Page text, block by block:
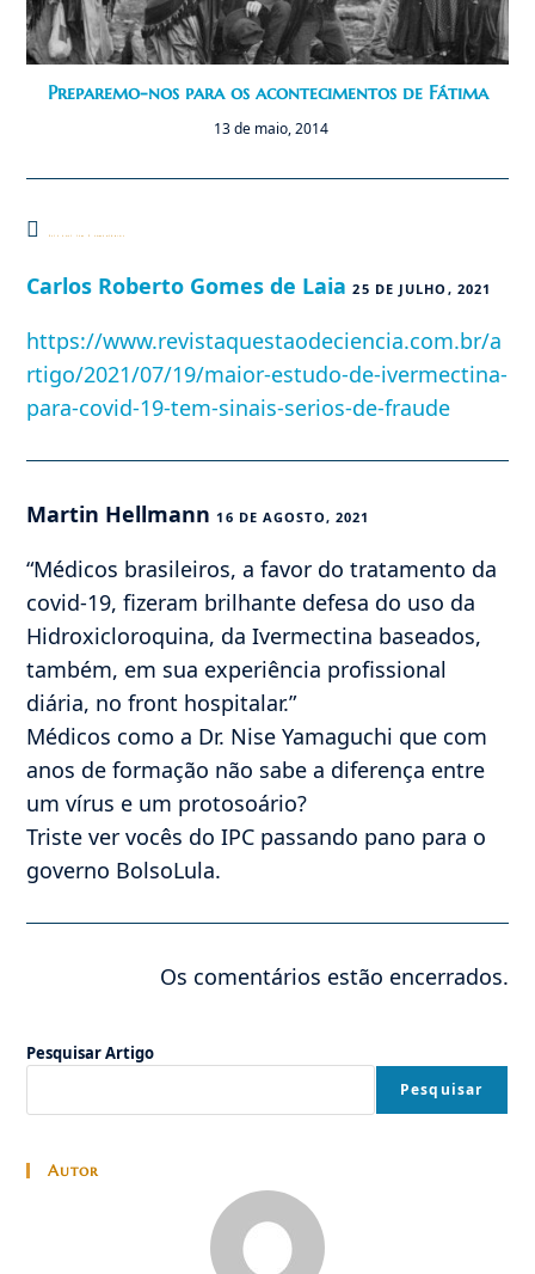
Preparemo-nos para os acontecimentos de Fátima
13 de maio, 2014
Este post tem 2 comentários
Carlos Roberto Gomes de Laia 25 DE JULHO, 2021
https://www.revistaquestaodeciencia.com.br/a
rtigo/2021/07/19/maior-estudo-de-ivermectina-
para-covid-19-tem-sinais-serios-de-fraude
Martin Hellmann16 DE AGOSTO, 2021
“Médicos brasileiros, a favor do tratamento da
covid-19, fizeram brilhante defesa do uso da
Hidroxicloroquina, da Ivermectina baseados,
também, em sua experiência profissional
diária, no front hospitalar.”
Médicos como a Dr. Nise Yamaguchi que com
anos de formação não sabe a diferença entre
um vírus e um protosoário?
Triste ver vocês do IPC passando pano para o
governo BolsoLula.
Os comentários estão encerrados.
Pesquisar Artigo
Pesquisar
Autor